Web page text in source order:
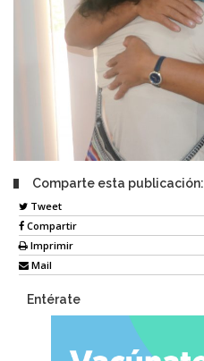
Comparte esta publicación:
Tweet
Compartir
Imprimir
Mail
Entérate